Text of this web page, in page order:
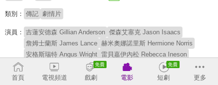
類別： 傳記 劇情片
演員： 吉蓮安德森 Gillian Anderson 傑森艾塞克 Jason Isaacs
詹姆士蘭斯 James Lance 赫米奧娜諾里斯 Hermione Norris
安格斯瑞特 Angus Wright 雷貝嘉伊內松 Rebecca Ineson
丹尼斯黎爾 Denis Lill
艾米葛瑞菲斯 Amy Griffiths
葛文柯蘭特 Gwen Currant
萊尼蕭爾 Lainey Shaw
首頁 電視頻道 戲劇 電影 短劇 更多